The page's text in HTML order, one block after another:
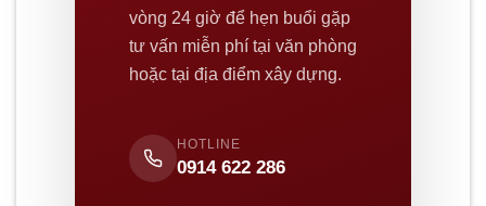
vòng 24 giờ để hẹn buổi gặp
tư vấn miễn phí tại văn phòng
hoặc tại địa điểm xây dựng.
HOTLINE
0914 622 286